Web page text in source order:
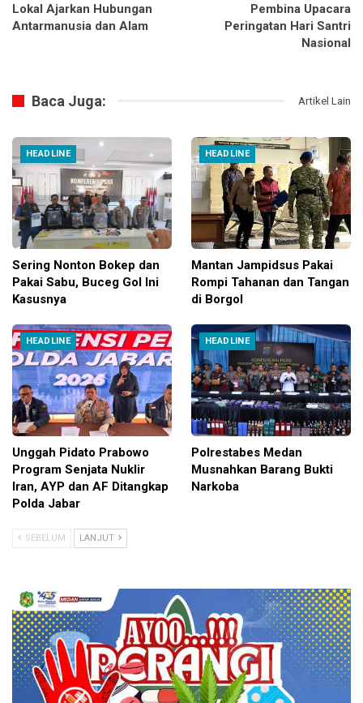
Lokal Ajarkan Hubungan
Antarmanusia dan Alam
Pembina Upacara
Peringatan Hari Santri
Nasional
Baca Juga: Artikel Lain
HEADLINE
Sering Nonton Bokep dan
Pakai Sabu, Buceg Gol Ini
Kasusnya
HEADLINE
Mantan Jampidsus Pakai
Rompi Tahanan dan Tangan
di Borgol
HEADLINE
Unggah Pidato Prabowo
Program Senjata Nuklir
Iran, AYP dan AF Ditangkap
Polda Jabar
HEADLINE
Polrestabes Medan
Musnahkan Barang Bukti
Narkoba
SEBELUM LANJUT